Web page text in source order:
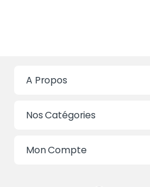
A Propos
Nos Catégories
Mon Compte